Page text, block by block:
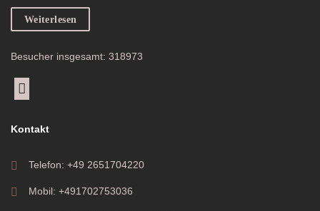
Weiterlesen
Besucher insgesamt: 318973
Kontakt
Telefon: +49 2651704220
Mobil: +491702753036